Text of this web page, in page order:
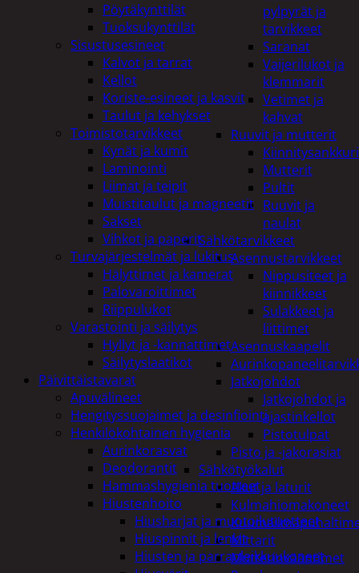
pylpyrät ja
tarvikkeet
Saranat
Vaijerilukot ja
klemmarit
Vetimet ja
kahvat
Ruuvit ja mutterit
Mutterit
Pultit
Ruuvit ja
naulat
Sähkötarvikkeet
Asennustarvikkeet
Nippusiteet ja
kiinnikkeet
Sulakkeet ja
liittimet
Asennuskaapelit
Jatkojohdot
Jatkojohdot ja
ajastinkellot
Pistotulpat
Pisto ja -jakorasiat
Sähkötyökalut
Akut ja laturit
Kulmahiomakoneet
Mittarit
Mutterinvääntimet
Pöytäkynttilät
Tuoksukynttilät
Sisustusesineet
Kalvot ja tarrat
Kellot
Koriste-esineet ja kasvit
Taulut ja kehykset
Toimistotarvikkeet
Kynät ja kumit
Laminointi
Liimat ja teipit
Muistitaulut ja magneetit
Sakset
Vihkot ja paperit
Turvajärjestelmät ja lukitus
Hälyttimet ja kamerat
Palovaroittimet
Riippulukot
Varastointi ja säilytys
Hyllyt ja -kannattimet
Säilytyslaatikot
Päivittäistavarat
Apuvälineet
Hengityssuojaimet ja desinfiointi
Henkilökohtainen hygienia
Aurinkorasvat
Deodorantit
Hammashygienia tuotteet
Hiustenhoito
Hiusharjat ja muotoilutuotteet
Hiuspinnit ja lenkit
Hiusten ja parranleikkuukoneet